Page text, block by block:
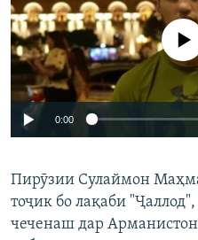
Auto 240p
Феълан кор
0:00
Пирӯзии Сулаймон
тоҷик бо лақаби
чеченаш дар Арманистон